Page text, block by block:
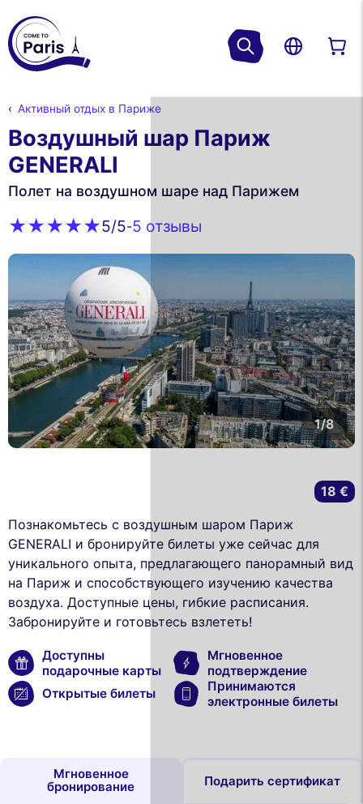
Активный отдых в Париже
Воздушный шар Париж
GENERALI
Полет на воздушном шаре над Парижем
5/5-5 oтзывы
1/8
Познакомьтесь с воздушным шаром Париж
GENERALI и бронируйте билеты уже сейчас для
уникального опыта, предлагающего панорамный вид
на Париж и способствующего изучению качества
воздуха. Доступные цены, гибкие расписания.
Забронируйте и готовьтесь взлететь!
Доступны
подарочные карты
Мгновенное
подтверждение
Открытые билеты
Принимаются
электронные билеты
18 €
Мгновенное
бронирование
Подарить сертификат